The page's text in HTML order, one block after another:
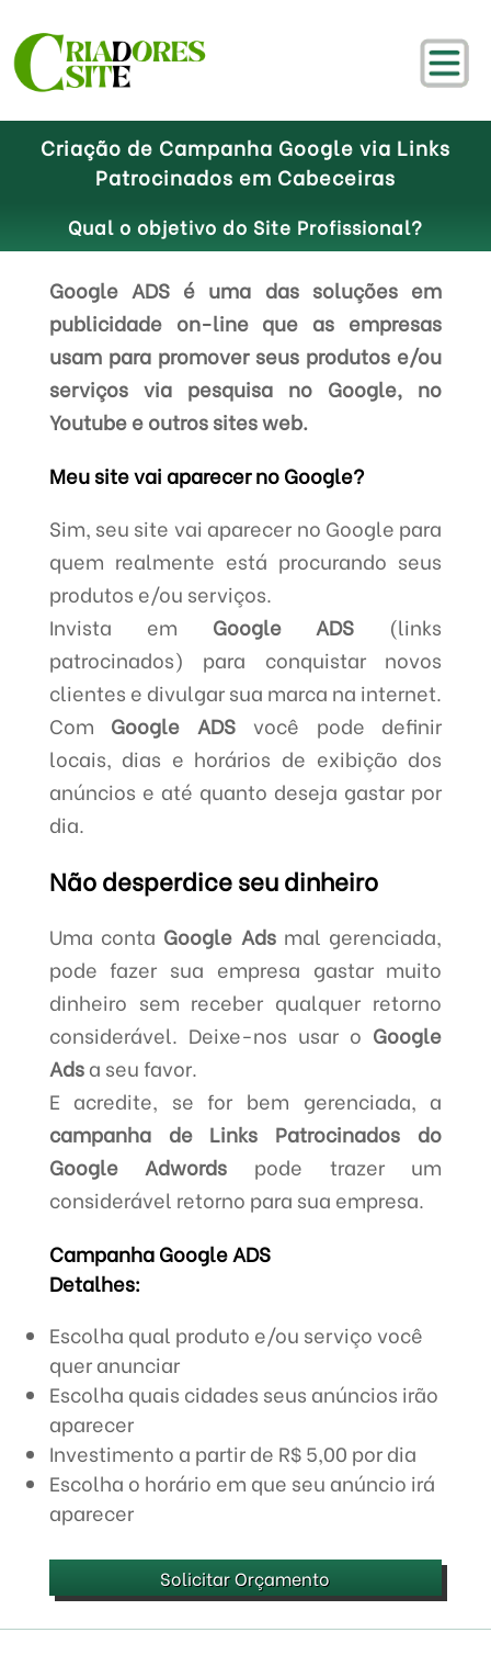
Criação de Campanha Google via Links
Patrocinados em Cabeceiras
Qual o objetivo do Site Profissional?
Google ADS é uma das soluções em
publicidade on-line que as empresas
usam para promover seus produtos e/ou
serviços via pesquisa no Google, no
Youtube e outros sites web.
Meu site vai aparecer no Google?
Sim, seu site vai aparecer no Google para
quem realmente está procurando seus
produtos e/ou serviços.
Invista em Google ADS (links
patrocinados) para conquistar novos
clientes e divulgar sua marca na internet.
Com Google ADS você pode definir
locais, dias e horários de exibição dos
anúncios e até quanto deseja gastar por
dia.
Não desperdice seu dinheiro
Uma conta Google Adsmal gerenciada,
pode fazer sua empresa gastar muito
dinheiro sem receber qualquer retorno
considerável. Deixe-nos usar o Google
Adsa seu favor.
E acredite, se for bem gerenciada, a
campanha de Links Patrocinados do
Google Adwords pode trazer um
considerável retorno para sua empresa.
Campanha Google ADS
Detalhes:
Escolha qual produto e/ou serviço você
quer anunciar
Escolha quais cidades seus anúncios irão
aparecer
Investimento a partir de R$ 5,00 por dia
Escolha o horário em que seu anúncio irá
aparecer
Solicitar Orçamento